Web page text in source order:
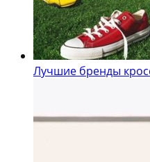
Лучшие бренды